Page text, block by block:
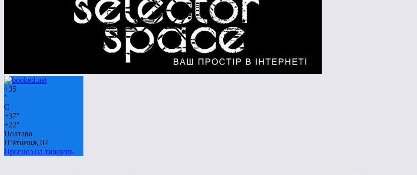
+35
°
C
+37°
+22°
Полтава
П’ятниця, 07
Прогноз на тиждень